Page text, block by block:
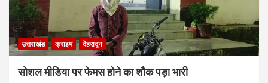
उत्तराखंड क्राइम देहरादून
सोशल मीडिया पर फेमस होने का शौक पड़ा भारी